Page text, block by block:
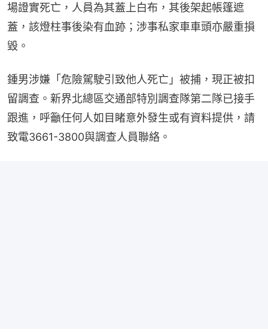
場證實死亡，人員為其蓋上白布，其後架起帳篷遮
蓋，該燈柱事後染有血跡；涉事私家車車頭亦嚴重損
毀。
鍾男涉嫌「危險駕駛引致他人死亡」被捕，現正被扣
留調查。新界北總區交通部特別調查隊第二隊已接手
跟進，呼籲任何人如目睹意外發生或有資料提供，請
致電3661-3800與調查人員聯絡。